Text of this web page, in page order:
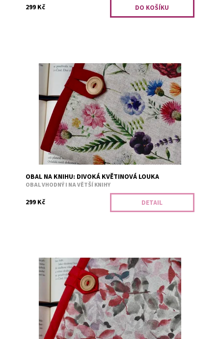
299 Kč
Obal je vhodný i na větší knihy. Bezpečné přenášení
zajišťuje měkká výplň. Například tituly: Divotvůrce,
Falešný polibek, Jiskra v...
Dostupnost:
Vyprodáno
2036
OBAL NA KNIHU: DIVOKÁ KVĚTINOVÁ LOUKA
OBAL VHODNÝ I NA VĚTŠÍ KNIHY
299 Kč DETAIL
Obal je vhodný i na větší knihy. Bezpečné přenášení
zajišťuje měkká výplň. Například tituly: Divotvůrce,
Falešný polibek, Jiskra v...
Dostupnost:
Skladem 3
2853